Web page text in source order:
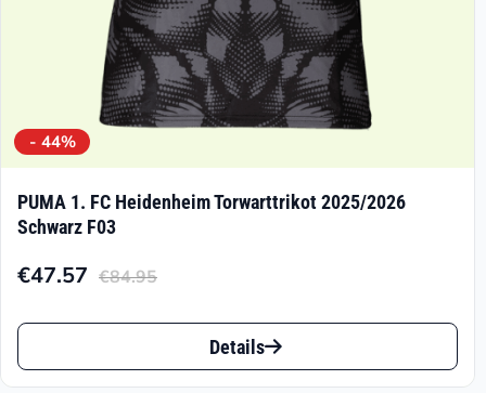
- 44%
PUMA 1. FC Heidenheim Torwarttrikot 2025/2026
Schwarz F03
€84.95
Ursprünglicher
Preis
€84.95
€47.57
Aktueller
Preis
€47.57.
Dieses
Produkt
Details